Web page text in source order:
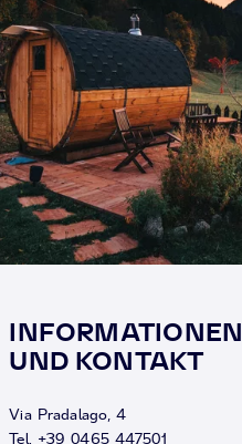
INFORMATIONEN
UND KONTAKT
Via Pradalago, 4
Tel. +39 0465 447501